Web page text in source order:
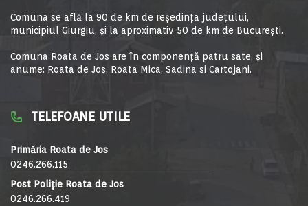
Comuna se află la 90 de km de reşedinţa judeţului,
municipiul Giurgiu, şi la aproximativ 50 de km de Bucureşti.
Comuna Roata de Jos are în componență patru sate, și
anume: Roata de Jos, Roata Mica, Sadina si Cartojani.
TELEFOANE UTILE
Primăria Roata de Jos
0246.266.115
Post Poliție Roata de Jos
0246.266.419